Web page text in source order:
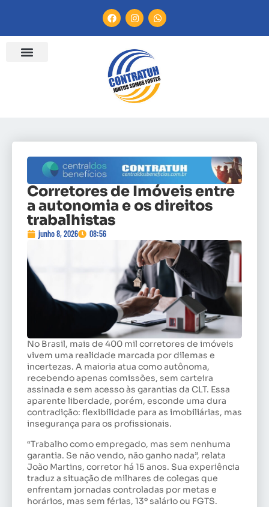
Corretores de Imóveis entre
a autonomia e os direitos
trabalhistas
junho 8, 2026 08:56
No Brasil, mais de 400 mil corretores de imóveis
vivem uma realidade marcada por dilemas e
incertezas. A maioria atua como autônoma,
recebendo apenas comissões, sem carteira
assinada e sem acesso às garantias da CLT. Essa
aparente liberdade, porém, esconde uma dura
contradição: flexibilidade para as imobiliárias, mas
insegurança para os profissionais.
“Trabalho como empregado, mas sem nenhuma
garantia. Se não vendo, não ganho nada”, relata
João Martins, corretor há 15 anos. Sua experiência
traduz a situação de milhares de colegas que
enfrentam jornadas controladas por metas e
horários, mas sem férias, 13º salário ou FGTS.